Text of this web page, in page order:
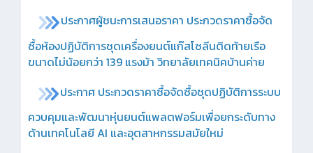
ประกาศผู้ชนะการเสนอราคา ประกวดราคาซื้อจัด
ซื้อห้องปฏิบัติการชุดเครื่องยนต์แก๊สโซลีนติดท้ายเรือ
ขนาดไม่น้อยกว่า 139 แรงม้า วิทยาลัยเทคนิคบ้านค่าย
ประกาศ ประกวดราคาซื้อจัดซื้อชุดปฏิบัติการระบบ
ควบคุมและพัฒนาหุ่นยนต์แพลตฟอร์มเพื่อยกระดับทาง
ด้านเทคโนโลยี AI และอุตสาหกรรมสมัยใหม่